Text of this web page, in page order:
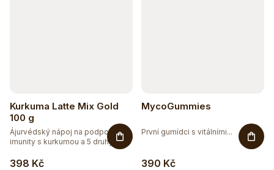
Kurkuma Latte Mix Gold
100 g
398 Kč
Ájurvédský nápoj na podporu
imunity s kurkumou a 5 druhy...
MycoGummies
390 Kč
První gumídci s vitálními...